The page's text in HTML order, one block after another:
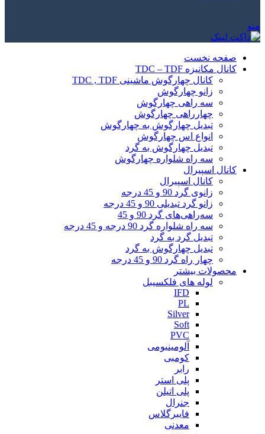
منو
صفحه نخست
کانال مکانیزه TDC – TDF
کانال چهارگوش ماشینی TDC , TDF
زانو چهارگوش
سه راهی چهارگوش
چهارراهی چهارگوش
تبدیل چهارگوش به چهارگوش
انواع اس چهارگوش
تبدیل چهارگوش به گرد
سه راه شلواره چهارگوش
کانال اسپیرال
کانال اسپیرال
زانوی گرد 90 و 45 درجه
زانو گرد تبدیلی 90 و 45 درجه
سه‌راهی‌های گرد 90 و 45
سه راه شلواره گرد 90 درجه و 45 درجه
تبدیل گرد به گرد
تبدیل چهارگوش به گرد
چهار راه گرد 90 و 45 درجه
محصولات بیشتر
لوله های فلکسیبل
IFD
PL
Silver
Soft
PVC
آلومینیومی
کومبی
رابر
پلی استر
پلی اتیلن
جنرال
فایبرگلاس
معدنی